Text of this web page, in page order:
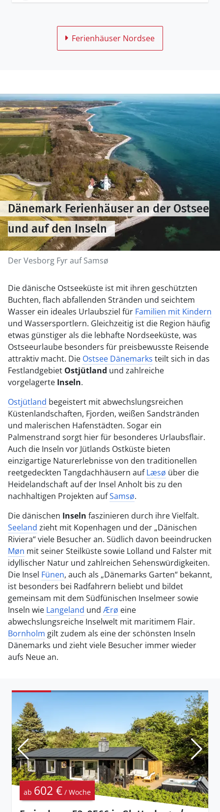
Ferienhäuser Nordsee
Der Vesborg Fyr auf Samsø
Dänemark Ferienhäuser an der Ostsee
und auf den Inseln
Die dänische Ostseeküste ist mit ihren geschützten
Buchten, flach abfallenden Stränden und seichtem
Wasser ein ideales Urlaubsziel für Familien mit Kindern
und Wassersportlern. Gleichzeitig ist die Region häufig
etwas günstiger als die lebhafte Nordseeküste, was
Ostseeurlaube besonders für preisbewusste Reisende
attraktiv macht. Die Ostsee Dänemarks teilt sich in das
Festlandgebiet Ostjütland und zahlreiche
vorgelagerte Inseln.
Ostjütland begeistert mit abwechslungsreichen
Küstenlandschaften, Fjorden, weißen Sandstränden
und malerischen Hafenstädten. Sogar ein
Palmenstrand sorgt hier für besonderes Urlaubsflair.
Auch die Inseln vor Jütlands Ostküste bieten
einzigartige Naturerlebnisse von den traditionellen
reetgedeckten Tangdachhäusern aufLæsø über die
Heidelandschaft auf der Insel Anholt bis zu den
nachhaltigen Projekten aufSamsø.
Die dänischen Inseln faszinieren durch ihre Vielfalt.
Seeland zieht mit Kopenhagen und der „Dänischen
Riviera“ viele Besucher an. Südlich davon beeindrucken
Møn mit seiner Steilküste sowie Lolland und Falster mit
idyllischer Natur und zahlreichen Sehenswürdigkeiten.
Die Insel Fünen, auch als „Dänemarks Garten“ bekannt,
ist besonders bei Radfahrern beliebt und bildet
gemeinsam mit dem Südfünischen Inselmeer sowie
Inseln wie Langeland und Ærø eine
abwechslungsreiche Inselwelt mit maritimem Flair.
Bornholm gilt zudem als eine der schönsten Inseln
Dänemarks und zieht viele Besucher immer wieder
aufs Neue an.
ab 602 € / Woche